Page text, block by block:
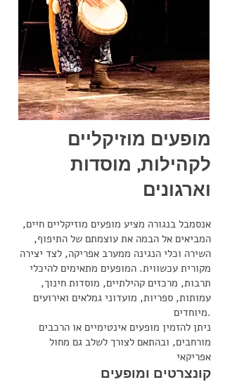
מופעים מוזיקליים
לקהילות, מוסדות
וארגונים
אנסמבל בנגורה מציע מופעים מוזיקליים חיים,
המביאים אל הבמה את עוצמתם של התיפוף,
השירה וכלי הנגינה ממערב אפריקה, לצד יצירה
מקורית עכשווית. המופעים מתאימים להיכלי
תרבות, מרכזים קהילתיים, מוסדות חינוך,
עמותות, ספריות, מועדוני גמלאים ואירועים
מיוחדים.
ניתן להזמין מופעים אינטימיים או הרכבים
מורחבים, ובהתאם לצורך לשלב גם מחול
אפריקאי
קונצרטים ומופעים